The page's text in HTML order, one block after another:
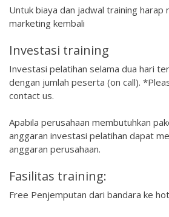
Untuk biaya dan jadwal training harap
marketing kembali
Investasi training
Investasi pelatihan selama dua hari
dengan jumlah peserta (on call).
contact us.
Apabila perusahaan membutuhkan
anggaran investasi pelatihan dapat
anggaran perusahaan.
Fasilitas training:
Free Penjemputan dari bandara ke